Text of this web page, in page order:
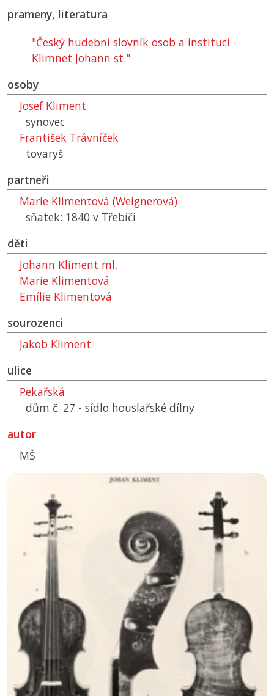
prameny, literatura
"Český hudební slovník osob a institucí -
Klimnet Johann st."
osoby
Josef Kliment
synovec
František Trávníček
tovaryš
partneři
Marie Klimentová (Weignerová)
sňatek: 1840 v Třebíči
děti
Johann Kliment ml.
Marie Klimentová
Emílie Klimentová
sourozenci
Jakob Kliment
ulice
Pekařská
dům č. 27 - sídlo houslařské dílny
autor
MŠ